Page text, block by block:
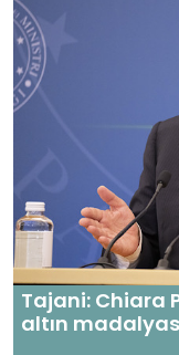
Tajani: Chiara
altın